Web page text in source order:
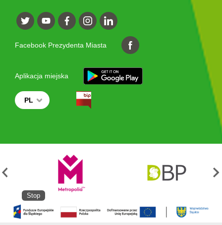
Facebook Prezydenta Miasta
Aplikacja miejska
PL
Stop